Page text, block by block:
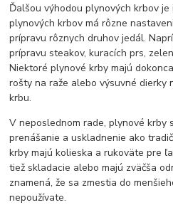
Ďalšou výhodou plynových krbov
plynových krbov má rôzne
prípravu rôznych druhov jedál.
prípravu steakov, kuracích prs,
Niektoré plynové krby majú
rošty na raže alebo výsuvné dierky
krbu.
V neposlednom rade, plynové krby
prenášanie a uskladnenie ako
krby majú kolieska a rukoväte pre
tiež skladacie alebo majú zväčša
znamená, že sa zmestia do
nepoužívate.